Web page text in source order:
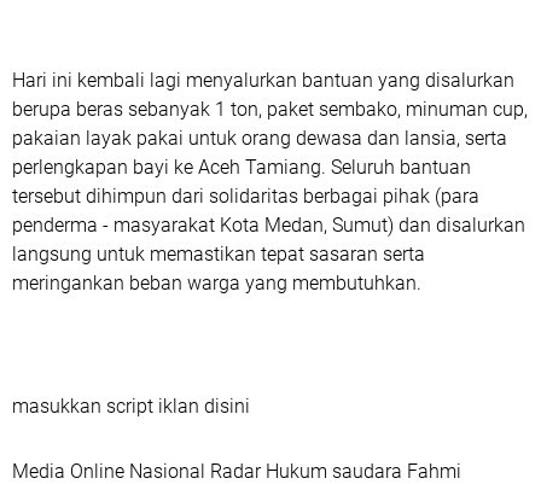
Hari ini kembali lagi menyalurkan bantuan yang disalurkan
berupa beras sebanyak 1 ton, paket sembako, minuman cup,
pakaian layak pakai untuk orang dewasa dan lansia, serta
perlengkapan bayi ke Aceh Tamiang. Seluruh bantuan
tersebut dihimpun dari solidaritas berbagai pihak (para
penderma - masyarakat Kota Medan, Sumut) dan disalurkan
langsung untuk memastikan tepat sasaran serta
meringankan beban warga yang membutuhkan.
masukkan script iklan disini
Media Online Nasional Radar Hukum saudara Fahmi